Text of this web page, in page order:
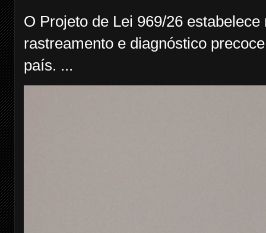
O Projeto de Lei 969/26
rastreamento e diagnóstico
país. ...